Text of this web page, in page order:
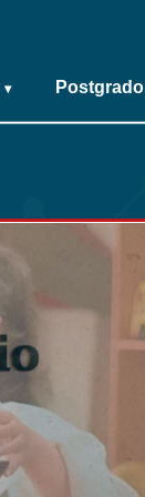
▾ Postgrado